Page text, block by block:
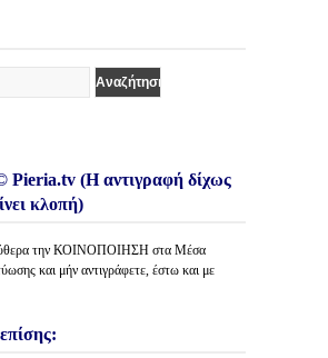
Pieria.tv (Η αντιγραφή δίχως
κλοπή)
την ΚΟΙΝΟΠΟΙΗΣΗ στα Μέσα
και μήν αντιγράφετε, έστω και με